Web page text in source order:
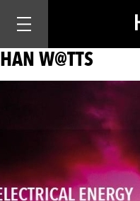
Mobiele navigatie
HAN W@TTS